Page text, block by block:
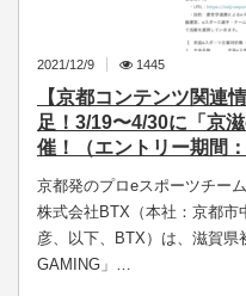
2021/12/9 1445
【京都コンテンツ関連
足！3/19〜4/30に「京
催！（エントリー期間
京都発のプロeスポーツチー
株式会社BTX（本社：京都
彦、以下、BTX）は、滋賀
GAMING」…